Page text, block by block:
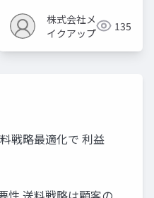
株式会社メ
イクアップ
135
戦略最適化で 利益